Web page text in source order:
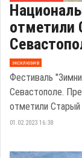
отметили
эксклюзив
Фестиваль
Севастополе.
отметили Старый
01.02.2023 16:38